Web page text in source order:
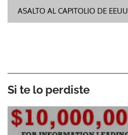
ASALTO AL CAPITOLIO DE EEUU
Si te lo perdiste